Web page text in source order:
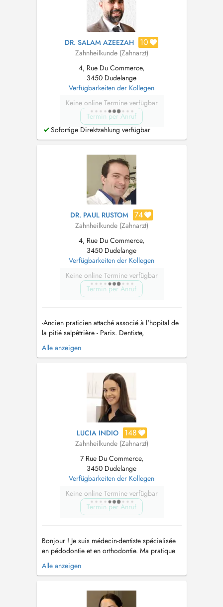
DR. SALAM AZEEZAH 10
Zahnheilkunde (Zahnarzt)
4, Rue Du Commerce,
3450 Dudelange
Verfügbarkeiten der Kollegen
Keine online Termine verfügbar
Termin per Anruf
Sofortige Direktzahlung verfügbar
DR. PAUL RUSTOM 74
Zahnheilkunde (Zahnarzt)
4, Rue Du Commerce,
3450 Dudelange
Verfügbarkeiten der Kollegen
Keine online Termine verfügbar
Termin per Anruf
-Ancien praticien attaché associé à l'hopital de
la pitié salpêtrière - Paris. Dentiste,
Implantologue, chirurgien maxillo-faciale et
bucco-dentaire. - Expertises et actes
mâchoire (Greffe osseuse , sinus lift ,
régénération osseuse). Pose implants im...
Alle anzeigen
LUCIA INDIO 148
Zahnheilkunde (Zahnarzt)
7 Rue Du Commerce,
3450 Dudelange
Verfügbarkeiten der Kollegen
Keine online Termine verfügbar
Termin per Anruf
Bonjour ! Je suis médecin-dentiste spécialisée
en pédodontie et en orthodontie. Ma pratique
sadresse aux enfants, aux adolescents et aux
adultes, avec une approche douce, préventive
importance à lécoute du patient et de sa
famille, afin de proposer des soi...
Alle anzeigen